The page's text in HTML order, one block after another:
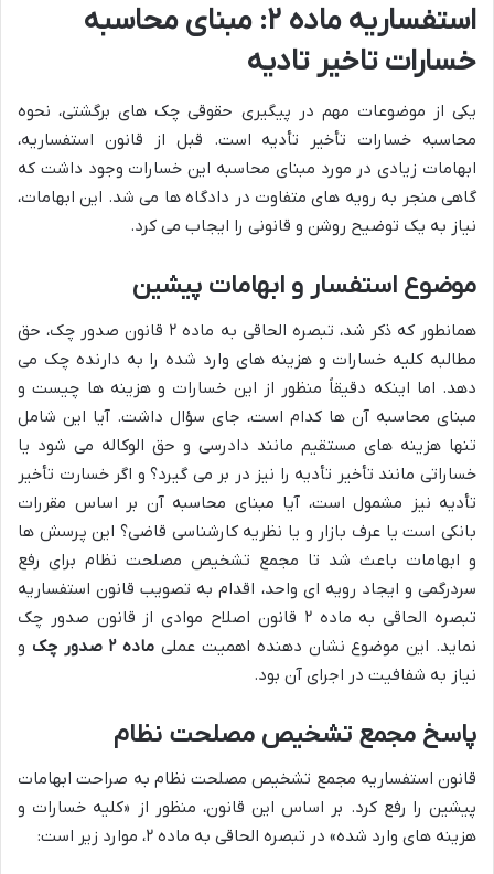
استفساریه ماده ۲: مبنای محاسبه
خسارات تاخیر تادیه
یکی از موضوعات مهم در پیگیری حقوقی چک های برگشتی، نحوه
محاسبه خسارات تأخیر تأدیه است. قبل از قانون استفساریه،
ابهامات زیادی در مورد مبنای محاسبه این خسارات وجود داشت که
گاهی منجر به رویه های متفاوت در دادگاه ها می شد. این ابهامات،
نیاز به یک توضیح روشن و قانونی را ایجاب می کرد.
موضوع استفسار و ابهامات پیشین
همانطور که ذکر شد، تبصره الحاقی به ماده ۲ قانون صدور چک، حق
مطالبه کلیه خسارات و هزینه های وارد شده را به دارنده چک می
دهد. اما اینکه دقیقاً منظور از این خسارات و هزینه ها چیست و
مبنای محاسبه آن ها کدام است، جای سؤال داشت. آیا این شامل
تنها هزینه های مستقیم مانند دادرسی و حق الوکاله می شود یا
خساراتی مانند تأخیر تأدیه را نیز در بر می گیرد؟ و اگر خسارت تأخیر
تأدیه نیز مشمول است، آیا مبنای محاسبه آن بر اساس مقررات
بانکی است یا عرف بازار و یا نظریه کارشناسی قاضی؟ این پرسش ها
و ابهامات باعث شد تا مجمع تشخیص مصلحت نظام برای رفع
سردرگمی و ایجاد رویه ای واحد، اقدام به تصویب قانون استفساریه
تبصره الحاقی به ماده ۲ قانون اصلاح موادی از قانون صدور چک
نماید. این موضوع نشان دهنده اهمیت عملی ماده ۲ صدور چک
و
نیاز به شفافیت در اجرای آن بود.
پاسخ مجمع تشخیص مصلحت نظام
قانون استفساریه مجمع تشخیص مصلحت نظام به صراحت ابهامات
پیشین را رفع کرد. بر اساس این قانون، منظور از «کلیه خسارات و
هزینه های وارد شده» در تبصره الحاقی به ماده ۲، موارد زیر است: